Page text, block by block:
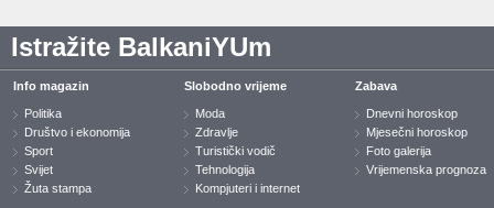
Istražite BalkaniYUm
Info magazin
Politika
Društvo i ekonomija
Sport
Svijet
Žuta stampa
Slobodno vrijeme
Moda
Zdravlje
Turistički vodič
Tehnologija
Kompjuteri i internet
Zabava
Dnevni horoskop
Mjesečni horoskop
Foto galerija
Vrijemenska prognoza